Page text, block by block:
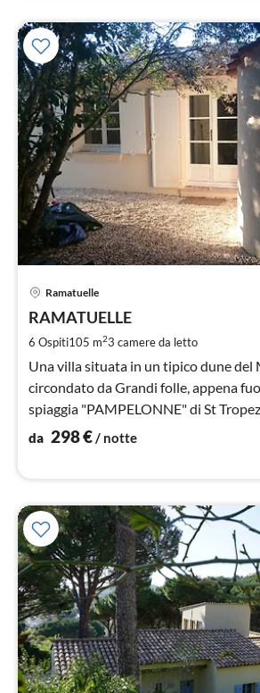
Ramatuelle
RAMATUELLE
6 Ospiti105 m23 camere da letto
Una villa situata in un tipico dune del
circondato da Grandi folle, appena
spiaggia "PAMPELONNE" di St
bambù.
da 298€/ notte